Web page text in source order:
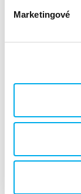
Marketingové
• Optimalizovat
licencování
pokročilých
• Zvýšit
AMD
na vývoji
zákazníkům
Řešení HCI